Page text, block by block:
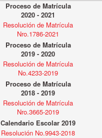
Proceso de Matrícula
2020 - 2021
Resolución de Matrícula
Nro.1786-2021
Proceso de Matrícula
2019 - 2020
Resolución de Matrícula
No.4233-2019
Proceso de Matrícula
2018 - 2019
Resolución de Matrícula
Nro.3665-2019
Calendario Escolar 2019
Resolución No.9943-2018